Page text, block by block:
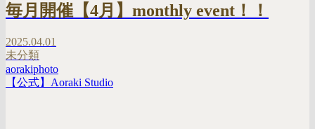
毎月開催【4月】monthly event！！
2025.04.01
未分類
aorakiphoto
【公式】Aoraki Studio